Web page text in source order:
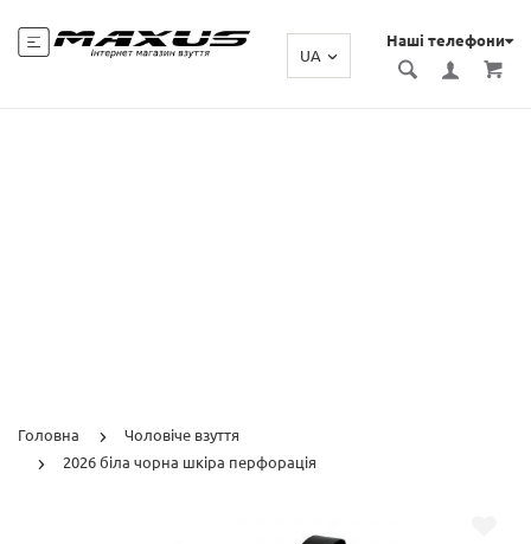
Наші телефони
UA
Головна
Чоловіче взуття
2026 біла чорна шкіра перфорація